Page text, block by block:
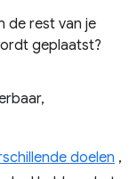
de rest van je
geplaatst?
doelen ,